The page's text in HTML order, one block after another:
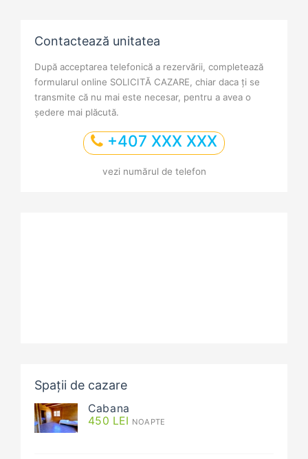
Contactează unitatea
După acceptarea telefonică a rezervării, completează
formularul online SOLICITĂ CAZARE, chiar daca ți se
transmite că nu mai este necesar, pentru a avea o
ședere mai plăcută.
+407 XXX XXX
vezi numărul de telefon
Spații de cazare
Cabana
450 LEI NOAPTE